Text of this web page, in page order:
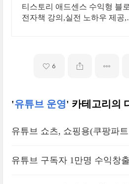
100만원 고정 수익발생!
티스토리 애드센스 수익형 블
전자책 강의,실전 노하우 제공,
6
'유튜브 운영' 카테고리의
유튜브 쇼츠, 쇼핑용(쿠팡파
유튜브 구독자 1만명 수익창